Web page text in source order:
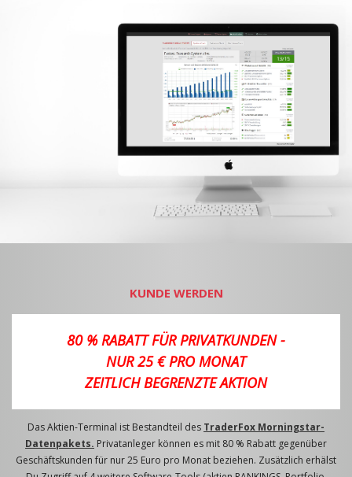
KUNDE WERDEN
80 % RABATT FÜR PRIVATKUNDEN -
NUR 25 € PRO MONAT
ZEITLICH BEGRENZTE AKTION
Das Aktien-Terminal ist Bestandteil des TraderFox Morningstar-
Datenpakets. Privatanleger können es mit 80 % Rabatt gegenüber
Geschäftskunden für nur 25 Euro pro Monat beziehen. Zusätzlich erhälst